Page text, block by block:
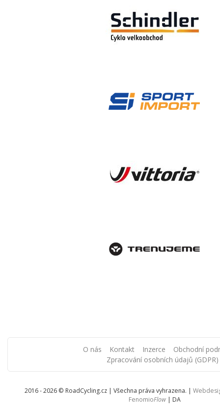
O nás Kontakt Inzerce
Obchodní
Zpracování osobních údajů (GDPR)
2016 - 2026 © RoadCycling.cz | Všechna práva vyhrazena. |
FenomioFlow | DA